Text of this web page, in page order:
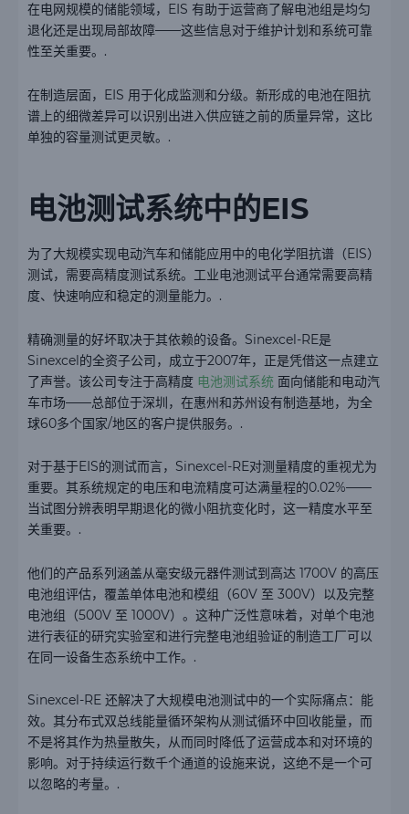
在电网规模的储能领域，EIS 有助于运营商了解电池组是均匀
退化还是出现局部故障——这些信息对于维护计划和系统可靠
性至关重要。.
在制造层面，EIS 用于化成监测和分级。新形成的电池在阻抗
谱上的细微差异可以识别出进入供应链之前的质量异常，这比
单独的容量测试更灵敏。.
电池测试系统中的EIS
为了大规模实现电动汽车和储能应用中的电化学阻抗谱（EIS）
测试，需要高精度测试系统。工业电池测试平台通常需要高精
度、快速响应和稳定的测量能力。.
精确测量的好坏取决于其依赖的设备。Sinexcel-RE是
Sinexcel的全资子公司，成立于2007年，正是凭借这一点建立
了声誉。该公司专注于高精度 电池测试系统 面向储能和电动汽
车市场——总部位于深圳，在惠州和苏州设有制造基地，为全
球60多个国家/地区的客户提供服务。.
对于基于EIS的测试而言，Sinexcel-RE对测量精度的重视尤为
重要。其系统规定的电压和电流精度可达满量程的0.02%——
当试图分辨表明早期退化的微小阻抗变化时，这一精度水平至
关重要。.
他们的产品系列涵盖从毫安级元器件测试到高达 1700V 的高压
电池组评估，覆盖单体电池和模组（60V 至 300V）以及完整
电池组（500V 至 1000V）。这种广泛性意味着，对单个电池
进行表征的研究实验室和进行完整电池组验证的制造工厂可以
在同一设备生态系统中工作。.
Sinexcel-RE 还解决了大规模电池测试中的一个实际痛点：能
效。其分布式双总线能量循环架构从测试循环中回收能量，而
不是将其作为热量散失，从而同时降低了运营成本和对环境的
影响。对于持续运行数千个通道的设施来说，这绝不是一个可
以忽略的考量。.